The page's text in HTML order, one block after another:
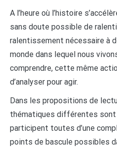
A l’heure où l’histoire
sans doute possible de
ralentissement nécessaire à
monde dans lequel nous
comprendre, cette même
d’analyser pour agir.
Dans les propositions de
thématiques différentes sont
participent toutes d’une
points de bascule possibles